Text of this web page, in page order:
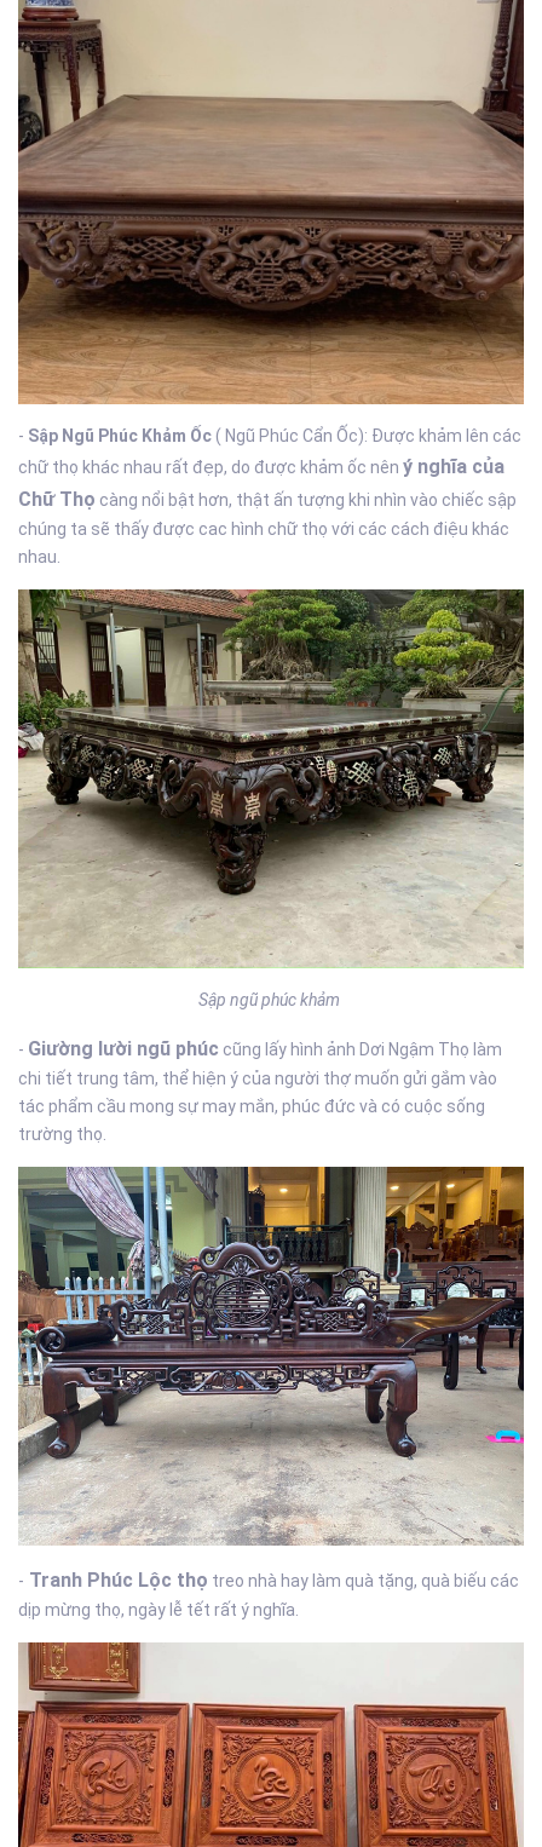
- Sập Ngũ Phúc Khảm Ốc ( Ngũ Phúc Cẩn Ốc): Được khảm lên các
chữ thọ khác nhau rất đẹp, do được khảm ốc nên ý nghĩa của
Chữ Thọ càng nổi bật hơn, thật ấn tượng khi nhìn vào chiếc sập
chúng ta sẽ thấy được cac hình chữ thọ với các cách điệu khác
nhau.
Sập ngũ phúc khảm
- Giường lười ngũ phúc cũng lấy hình ảnh Dơi Ngậm Thọ làm
chi tiết trung tâm, thể hiện ý của người thợ muốn gửi gắm vào
tác phẩm cầu mong sự may mắn, phúc đức và có cuộc sống
trường thọ.
- Tranh Phúc Lộc thọ treo nhà hay làm quà tặng, quà biếu các
dịp mừng thọ, ngày lễ tết rất ý nghĩa.